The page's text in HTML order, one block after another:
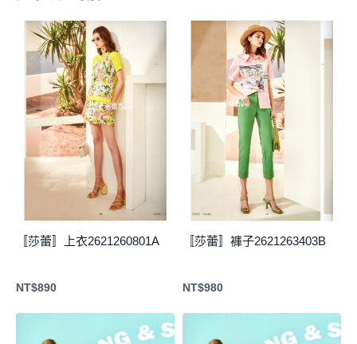
〚莎蕾〛上衣2621260801A
NT$890
〚莎蕾〛褲子2621263403B
NT$980